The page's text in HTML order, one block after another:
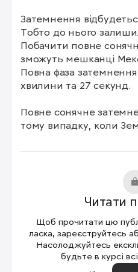
Затемнення
Тобто до нього
Побачити повне
зможуть мешканці
Повна фаза
хвилини та 27 секунд.
Повне сонячне
тому випадку, коли
світило виглядає
чорний місячний диск.
На жаль, українці не
своєї країни
квітня на власні очі.
Читати
Щоб прочитати цю
ласка, зареєструйтесь
Насолоджуйтесь
будьте в курсі